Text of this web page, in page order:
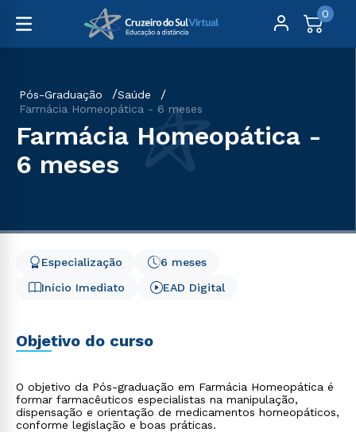
0
Pós-Graduação
Saúde
Farmácia Homeopática - 6 meses
Farmácia Homeopática -
6 meses
Início Imediato
6 meses
Especialização
EAD Digital
Objetivo do curso
O objetivo da Pós-graduação em Farmácia Homeopática é
formar farmacêuticos especialistas na manipulação,
dispensação e orientação de medicamentos homeopáticos,
conforme legislação e boas práticas.